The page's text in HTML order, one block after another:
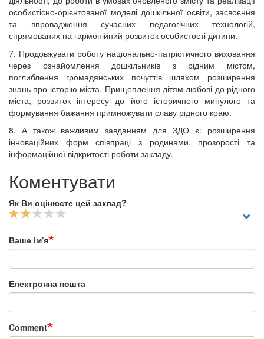
особистісно-орієнтованої моделі дошкільної освіти, засвоєння
та впровадження сучасних педагогічних технологій,
спрямованих на гармонійний розвиток особистості дитини.
7. Продовжувати роботу національно-патріотичного виховання
через ознайомлення дошкільників з рідним містом,
поглиблення громадянських почуттів шляхом розширення
знань про історію міста. Прищеплення дітям любові до рідного
міста, розвиток інтересу до його історичного минулого та
формування бажання примножувати славу рідного краю.
8. А також важливим завданням для ЗДО є: розширення
інноваційних форм співпраці з родинами, прозорості та
інформаційної відкритості роботи закладу.
Коментувати
Як Ви оцінюєте цей заклад?
Ваше ім'я
Електронна пошта
Comment